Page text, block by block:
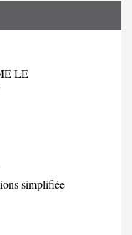
LE
simplifiée